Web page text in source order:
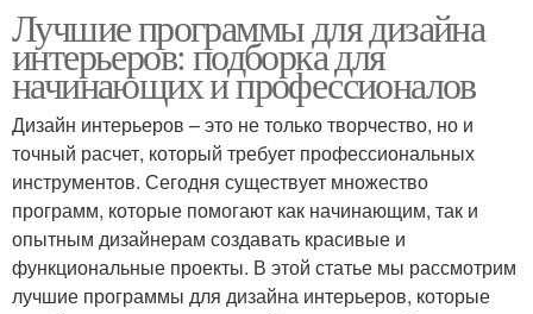
Лучшие программы для дизайна
интерьеров: подборка для
начинающих и профессионалов
Дизайн интерьеров – это не только творчество, но и
точный расчет, который требует профессиональных
инструментов. Сегодня существует множество
программ, которые помогают как начинающим, так и
опытным дизайнерам создавать красивые и
функциональные проекты. В этой статье мы рассмотрим
лучшие программы для дизайна интерьеров, которые